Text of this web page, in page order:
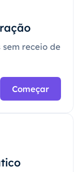
receio de
Começar